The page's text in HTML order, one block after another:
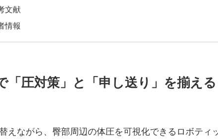
文献
情報
「圧対策」と「申し送り」を揃える
えながら、臀部周辺の体圧を可視化できるロボテ